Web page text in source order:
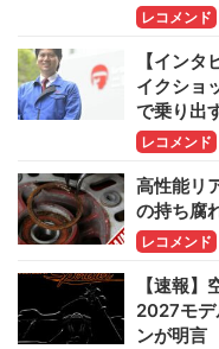
レコメンド
【イン
イクショ
で乗り出
レコメンド
高性能リ
の持ち腐
レコメンド
【速報
2027モデ
ンが明言